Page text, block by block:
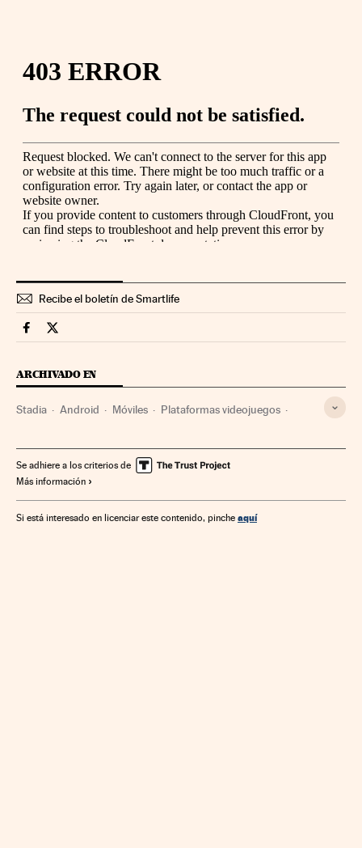
Recibe el boletín de Smartlife
Smartlife Cinco Días en Facebook
Smartlife Cinco Días en Twitter
ARCHIVADO EN
Stadia Android Móviles Plataformas videojuegos
Videojuegos Software Telefonía móvil
Estilo vida Industria Tecnología Telecomunicaciones
Se adhiere a los criterios de
Más información
Si está interesado en licenciar este contenido, pinche aquí